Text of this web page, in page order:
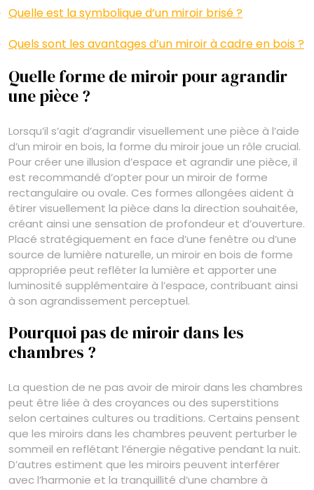
Quelle est la symbolique d’un miroir brisé ?
Quels sont les avantages d’un miroir à cadre en bois ?
Quelle forme de miroir pour agrandir
une pièce ?
Lorsqu’il s’agit d’agrandir visuellement une pièce à l’aide
d’un miroir en bois, la forme du miroir joue un rôle crucial.
Pour créer une illusion d’espace et agrandir une pièce, il
est recommandé d’opter pour un miroir de forme
rectangulaire ou ovale. Ces formes allongées aident à
étirer visuellement la pièce dans la direction souhaitée,
créant ainsi une sensation de profondeur et d’ouverture.
Placé stratégiquement en face d’une fenêtre ou d’une
source de lumière naturelle, un miroir en bois de forme
appropriée peut refléter la lumière et apporter une
luminosité supplémentaire à l’espace, contribuant ainsi
à son agrandissement perceptuel.
Pourquoi pas de miroir dans les
chambres ?
La question de ne pas avoir de miroir dans les chambres
peut être liée à des croyances ou des superstitions
selon certaines cultures ou traditions. Certains pensent
que les miroirs dans les chambres peuvent perturber le
sommeil en reflétant l’énergie négative pendant la nuit.
D’autres estiment que les miroirs peuvent interférer
avec l’harmonie et la tranquillité d’une chambre à